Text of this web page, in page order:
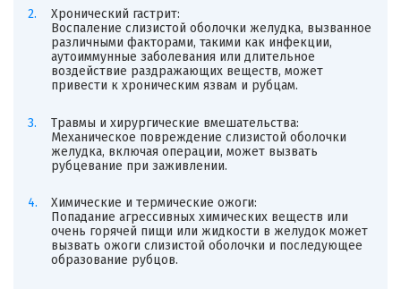
Хронический гастрит:
Воспаление слизистой оболочки желудка, вызванное
различными факторами, такими как инфекции,
аутоиммунные заболевания или длительное
воздействие раздражающих веществ, может
привести к хроническим язвам и рубцам.
Травмы и хирургические вмешательства:
Механическое повреждение слизистой оболочки
желудка, включая операции, может вызвать
рубцевание при заживлении.
Химические и термические ожоги:
Попадание агрессивных химических веществ или
очень горячей пищи или жидкости в желудок может
вызвать ожоги слизистой оболочки и последующее
образование рубцов.